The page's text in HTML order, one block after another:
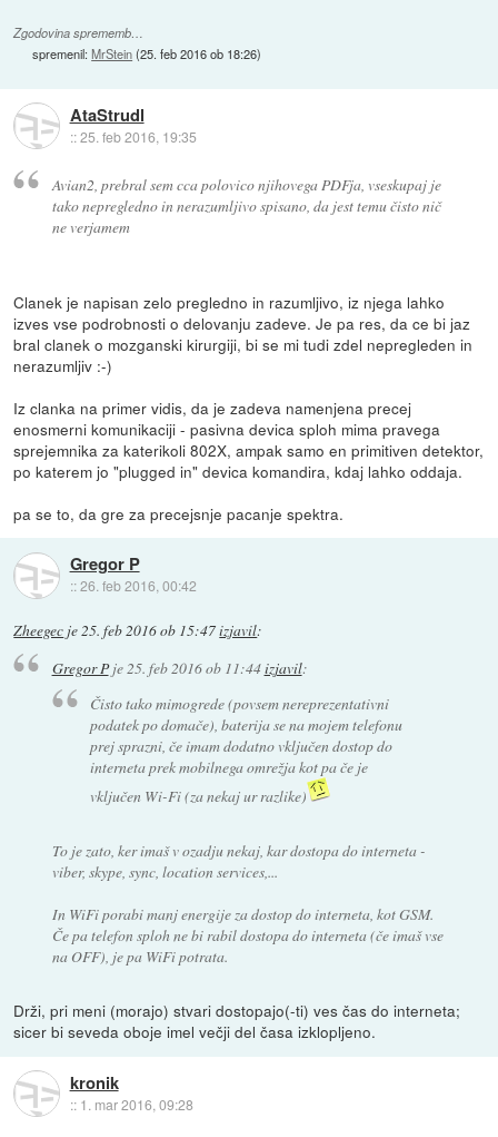
Zgodovina sprememb…
spremenil:MrStein(25. feb 2016 ob 18:26)
AtaStrudl
::25. feb 2016, 19:35
Avian2, prebral sem cca polovico njihovega PDFja, vseskupaj je
tako nepregledno in nerazumljivo spisano, da jest temu čisto nič
ne verjamem
Clanek je napisan zelo pregledno in razumljivo, iz njega lahko
izves vse podrobnosti o delovanju zadeve. Je pa res, da ce bi jaz
bral clanek o mozganski kirurgiji, bi se mi tudi zdel nepregleden in
nerazumljiv :-)
Iz clanka na primer vidis, da je zadeva namenjena precej
enosmerni komunikaciji - pasivna devica sploh mima pravega
sprejemnika za katerikoli 802X, ampak samo en primitiven detektor,
po katerem jo "plugged in" devica komandira, kdaj lahko oddaja.
pa se to, da gre za precejsnje pacanje spektra.
Gregor P
::26. feb 2016, 00:42
Zheegec je25. feb 2016 ob 15:47izjavil:
Gregor Pje 25. feb 2016 ob 11:44izjavil:
Čisto tako mimogrede (povsem nereprezentativni
podatek po domače), baterija se na mojem telefonu
prej sprazni, če imam dodatno vključen dostop do
interneta prek mobilnega omrežja kot pa če je
vključen Wi-Fi (za nekaj ur razlike)
To je zato, ker imaš v ozadju nekaj, kar dostopa do interneta -
viber, skype, sync, location services,...
In WiFi porabi manj energije za dostop do interneta, kot GSM.
Če pa telefon sploh ne bi rabil dostopa do interneta (če imaš vse
na OFF), je pa WiFi potrata.
Drži, pri meni (morajo) stvari dostopajo(-ti) ves čas do interneta;
sicer bi seveda oboje imel večji del časa izklopljeno.
kronik
:: 1. mar 2016, 09:28